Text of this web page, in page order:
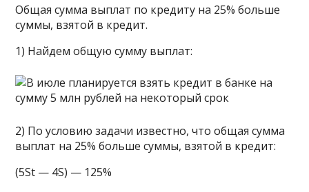
Общая сумма выплат по кредиту на 25% больше
суммы, взятой в кредит.
1) Найдем общую сумму выплат:
2) По условию задачи известно, что общая сумма
выплат на 25% больше суммы, взятой в кредит:
(5St — 4S) — 125%